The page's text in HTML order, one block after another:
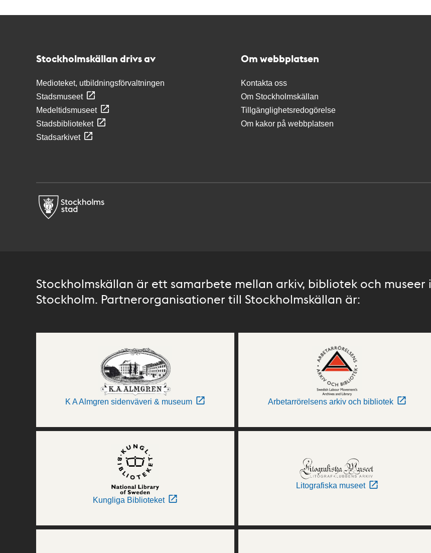
Stockholmskällan drivs av
Medioteket, utbildningsförvaltningen
Stadsmuseet
Medeltidsmuseet
Stadsbiblioteket
Stadsarkivet
Om webbplatsen
Kontakta oss
Om Stockholmskällan
Tillgänglighetsredogörelse
Om kakor på webbplatsen
Stockholmskällan är ett samarbete mellan arkiv, bibliotek och museer i
Stockholm. Partnerorganisationer till Stockholmskällan är:
K A Almgren sidenväveri & museum Arbetarrörelsens arkiv och bibliotek
Kungliga Biblioteket
Litografiska museet